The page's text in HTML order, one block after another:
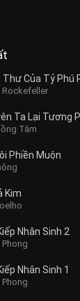
Thư Của Tỷ Phú
Rockefeller
Ta Lại Tương
Tâm
Phiền Muộn
Kim
Nhân Sinh 2
Phong
Nhân Sinh 1
Phong